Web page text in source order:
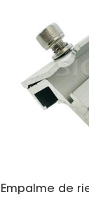
Empalme de